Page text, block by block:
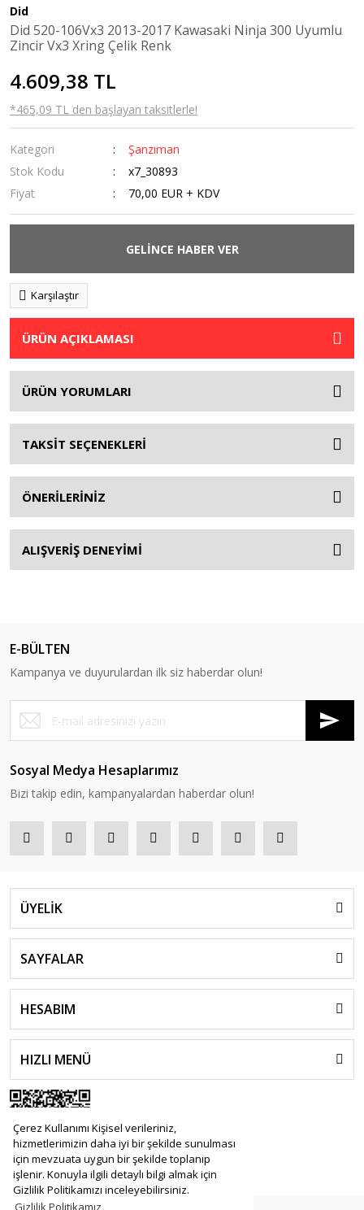
Çerez Kullanımı Kişisel verileriniz,
hizmetlerimizin daha iyi bir şekilde sunulması
için mevzuata uygun bir şekilde toplanıp
işlenir. Konuyla ilgili detaylı bilgi almak için
Gizlilik Politikamızı inceleyebilirsiniz.
Did
Did 520-106Vx3 2013-2017 Kawasaki Ninja 300 Uyumlu
Zincir Vx3 Xring Çelik Renk
4.609,38 TL
*465,09 TL den başlayan taksitlerle!
Kategori
Şanzıman
Stok Kodu
x7_30893
Fiyat
70,00 EUR + KDV
GELİNCE HABER VER
Karşılaştır
ÜRÜN AÇIKLAMASI
ÜRÜN YORUMLARI
TAKSİT SEÇENEKLERİ
ÖNERİLERİNİZ
ALIŞVERİŞ DENEYİMİ
E-BÜLTEN
Kampanya ve duyurulardan ilk siz haberdar olun!
Sosyal Medya Hesaplarımız
Bizi takip edin, kampanyalardan haberdar olun!
ÜYELİK
SAYFALAR
HESABIM
HIZLI MENÜ